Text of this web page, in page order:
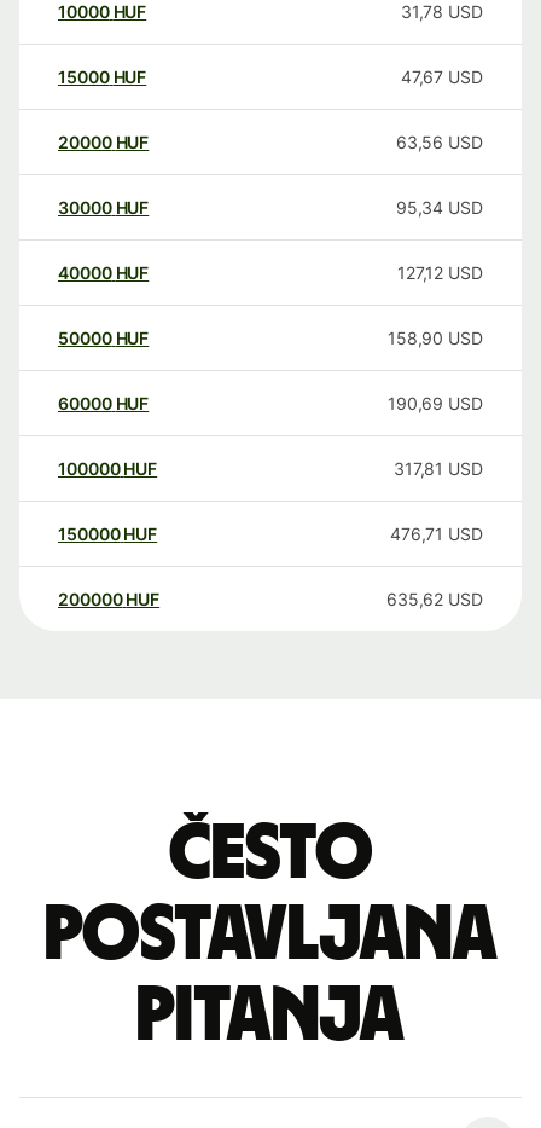
10000 HUF 31,78 USD
15000 HUF 47,67 USD
20000 HUF 63,56 USD
30000 HUF 95,34 USD
40000 HUF 127,12 USD
50000 HUF 158,90 USD
60000 HUF 190,69 USD
100000 HUF 317,81 USD
150000 HUF 476,71 USD
200000 HUF 635,62 USD
Često
postavljana
pitanja